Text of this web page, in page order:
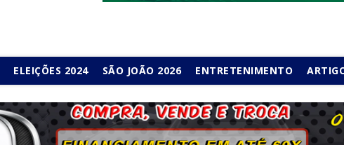
ELEIÇÕES 2024 SÃO JOÃO 2026 ENTRETENIMENTO